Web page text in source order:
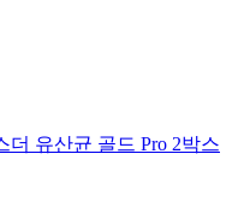
더 유산균 골드 Pro 2박스